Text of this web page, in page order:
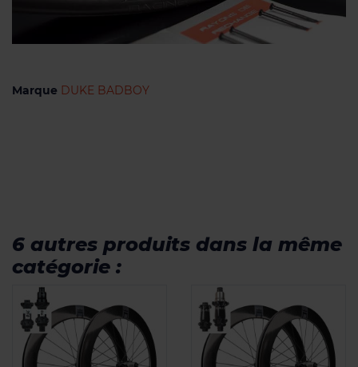
Marque DUKE BADBOY
6 autres produits dans la même
catégorie :